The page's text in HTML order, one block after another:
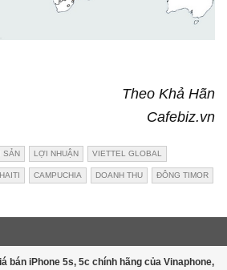
Theo Khả Hãn
Cafebiz.vn
SẢN LỢI NHUẬN VIETTEL GLOBAL
HAITI CAMPUCHIA DOANH THU ĐÔNG TIMOR
bán iPhone 5s, 5c chính hãng của Vinaphone,